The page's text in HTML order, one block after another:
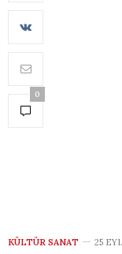
0
KÜLTÜR SANAT 25